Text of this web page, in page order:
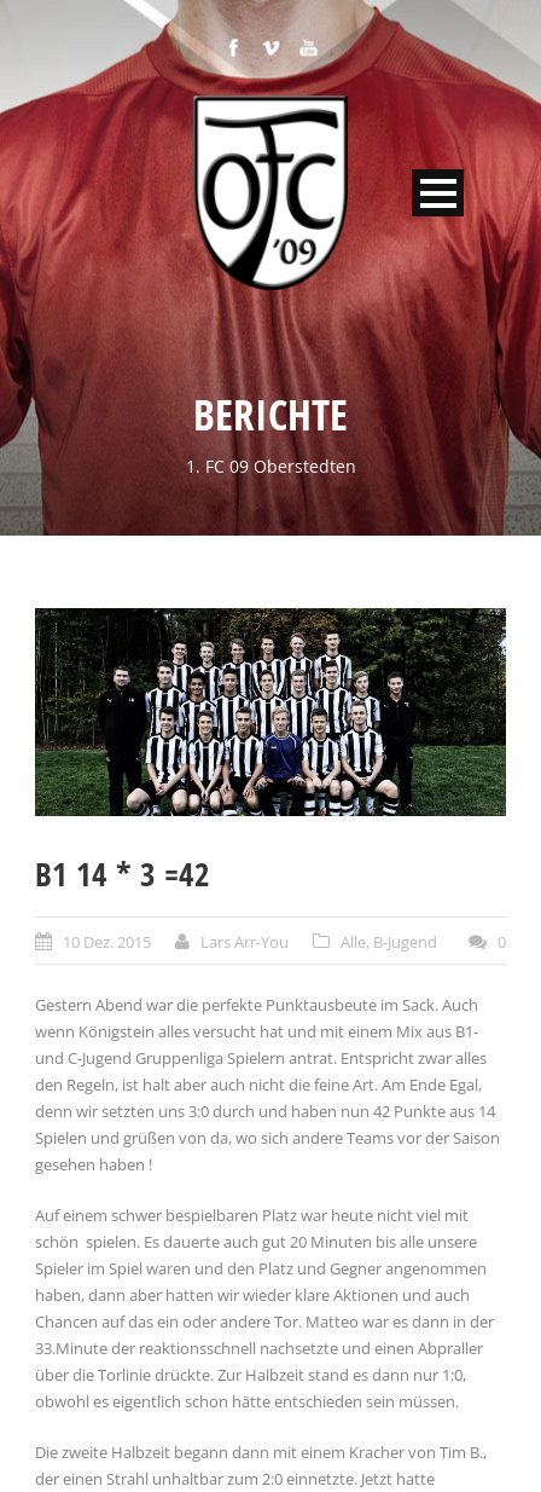
BERICHTE
1. FC 09 Oberstedten
B1 14 * 3 =42
10 Dez. 2015 Lars Arr-You Alle, B-Jugend 0
Gestern Abend war die perfekte Punktausbeute im Sack. Auch
wenn Königstein alles versucht hat und mit einem Mix aus B1-
und C-Jugend Gruppenliga Spielern antrat. Entspricht zwar alles
den Regeln, ist halt aber auch nicht die feine Art. Am Ende Egal,
denn wir setzten uns 3:0 durch und haben nun 42 Punkte aus 14
Spielen und grüßen von da, wo sich andere Teams vor der Saison
gesehen haben !
Auf einem schwer bespielbaren Platz war heute nicht viel mit
schön spielen. Es dauerte auch gut 20 Minuten bis alle unsere
Spieler im Spiel waren und den Platz und Gegner angenommen
haben, dann aber hatten wir wieder klare Aktionen und auch
Chancen auf das ein oder andere Tor. Matteo war es dann in der
33.Minute der reaktionsschnell nachsetzte und einen Abpraller
über die Torlinie drückte. Zur Halbzeit stand es dann nur 1:0,
obwohl es eigentlich schon hätte entschieden sein müssen.
Die zweite Halbzeit begann dann mit einem Kracher von Tim B.,
der einen Strahl unhaltbar zum 2:0 einnetzte. Jetzt hatte